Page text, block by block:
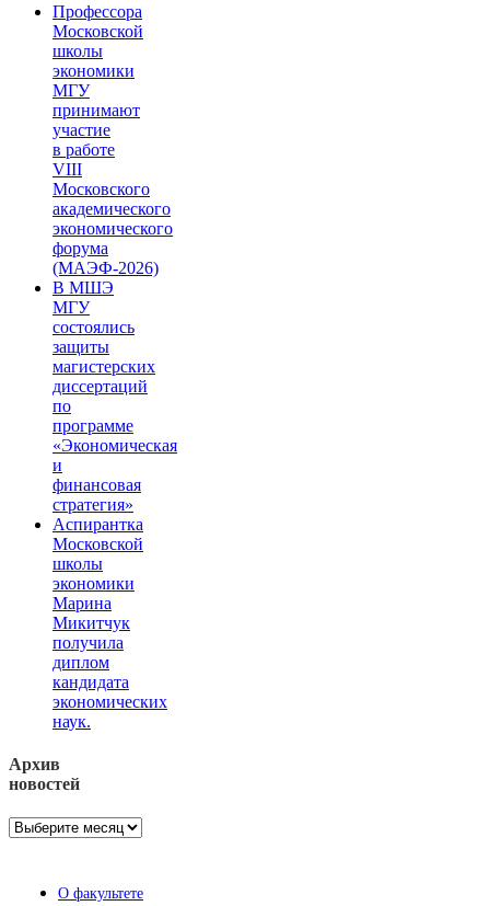
Профессора
Московской
школы
экономики
МГУ
принимают
участие
в работе
VIII
Московского
академического
экономического
форума
(МАЭФ-2026)
В МШЭ
МГУ
состоялись
защиты
магистерских
диссертаций
по
программе
«Экономическая
и
финансовая
стратегия»
Аспирантка
Московской
школы
экономики
Марина
Микитчук
получила
диплом
кандидата
экономических
наук.
Архив
новостей
Архив
О факультете